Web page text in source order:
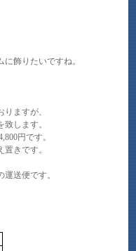
飾りたいですね。
ますが、
します。
円です。
きです。
送便です。